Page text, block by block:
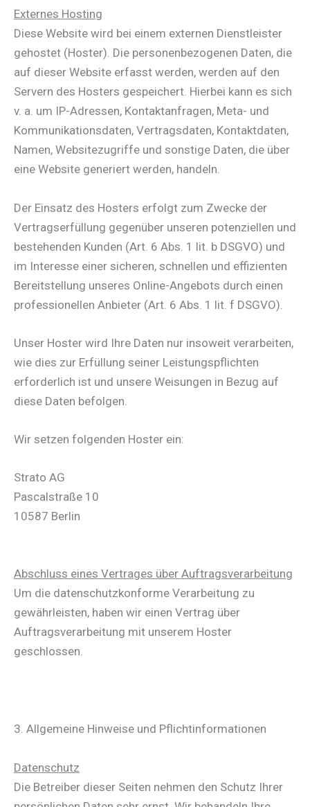
Externes Hosting
Diese Website wird bei einem externen Dienstleister
gehostet (Hoster). Die personenbezogenen Daten, die
auf dieser Website erfasst werden, werden auf den
Servern des Hosters gespeichert. Hierbei kann es sich
v. a. um IP-Adressen, Kontaktanfragen, Meta- und
Kommunikationsdaten, Vertragsdaten, Kontaktdaten,
Namen, Websitezugriffe und sonstige Daten, die über
eine Website generiert werden, handeln.
Der Einsatz des Hosters erfolgt zum Zwecke der
Vertragserfüllung gegenüber unseren potenziellen und
bestehenden Kunden (Art. 6 Abs. 1 lit. b DSGVO) und
im Interesse einer sicheren, schnellen und effizienten
Bereitstellung unseres Online-Angebots durch einen
professionellen Anbieter (Art. 6 Abs. 1 lit. f DSGVO).
Unser Hoster wird Ihre Daten nur insoweit verarbeiten,
wie dies zur Erfüllung seiner Leistungspflichten
erforderlich ist und unsere Weisungen in Bezug auf
diese Daten befolgen.
Wir setzen folgenden Hoster ein:
Strato AG
Pascalstraße 10
10587 Berlin
Abschluss eines Vertrages über Auftragsverarbeitung
Um die datenschutzkonforme Verarbeitung zu
gewährleisten, haben wir einen Vertrag über
Auftragsverarbeitung mit unserem Hoster
geschlossen.
3. Allgemeine Hinweise und Pflicht­informationen
Datenschutz
Die Betreiber dieser Seiten nehmen den Schutz Ihrer